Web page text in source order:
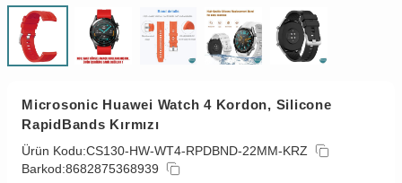
Microsonic Huawei Watch 4 Kordon, Silicone
RapidBands Kırmızı
Ürün Kodu:CS130-HW-WT4-RPDBND-22MM-KRZ
Barkod:8682875368939